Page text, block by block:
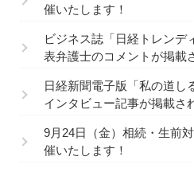
催いたします！
ビジネス誌「日経トレンデ
表弁護士のコメントが掲載
日経新聞電子版「私の道し
インタビュー記事が掲載さ
9月24日（金）相続・生前
催いたします！